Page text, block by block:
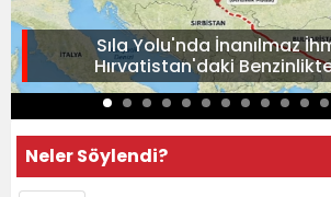
Sıla Yolu'nda İnanılmaz
Hırvatistan'daki
Neler Söylendi?